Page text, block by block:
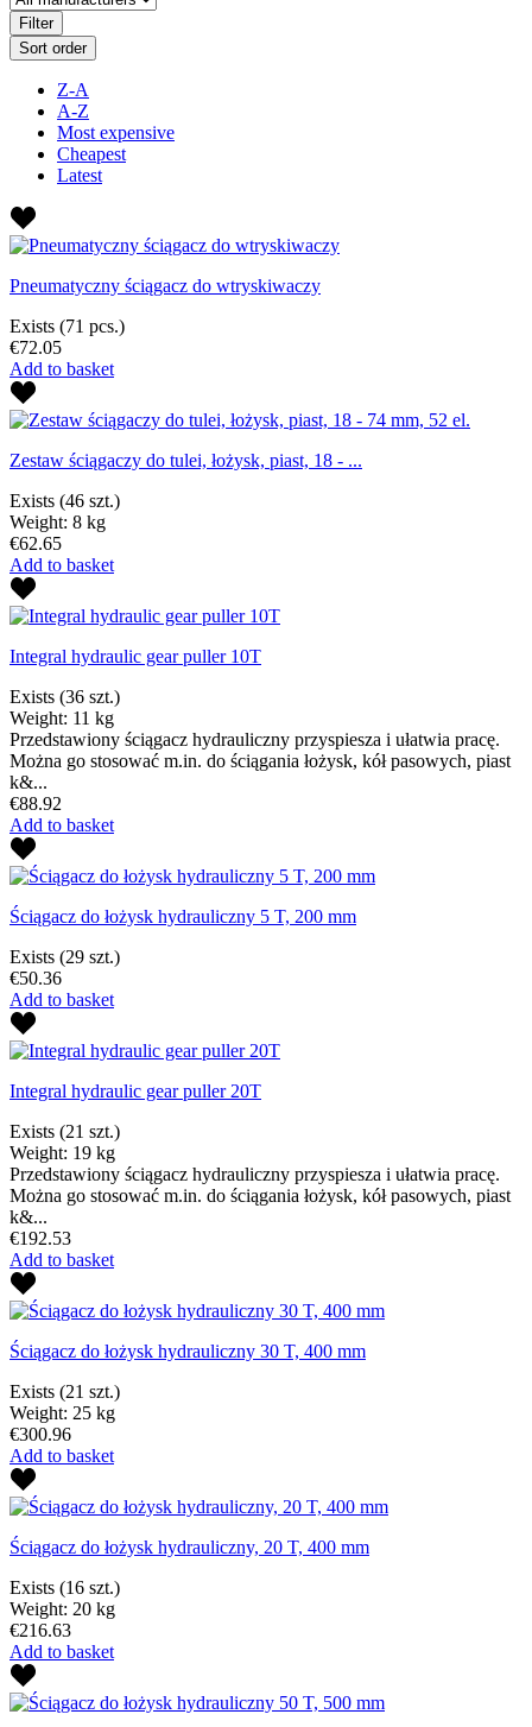
Filter
Sort order
Z-A
A-Z
Most expensive
Cheapest
Latest
Pneumatyczny ściągacz do wtryskiwaczy
Exists (71 pcs.)
€72.05
Add to basket
Zestaw ściągaczy do tulei, łożysk, piast, 18 - ...
Exists (46 szt.)
Weight: 8 kg
€62.65
Add to basket
Integral hydraulic gear puller 10T
Exists (36 szt.)
Weight: 11 kg
Przedstawiony ściągacz hydrauliczny przyspiesza i ułatwia pracę.
Można go stosować m.in. do ściągania łożysk, kół pasowych, piast
k&...
€88.92
Add to basket
Ściągacz do łożysk hydrauliczny 5 T, 200 mm
Exists (29 szt.)
€50.36
Add to basket
Integral hydraulic gear puller 20T
Exists (21 szt.)
Weight: 19 kg
Przedstawiony ściągacz hydrauliczny przyspiesza i ułatwia pracę.
Można go stosować m.in. do ściągania łożysk, kół pasowych, piast
k&...
€192.53
Add to basket
Ściągacz do łożysk hydrauliczny 30 T, 400 mm
Exists (21 szt.)
Weight: 25 kg
€300.96
Add to basket
Ściągacz do łożysk hydrauliczny, 20 T, 400 mm
Exists (16 szt.)
Weight: 20 kg
€216.63
Add to basket